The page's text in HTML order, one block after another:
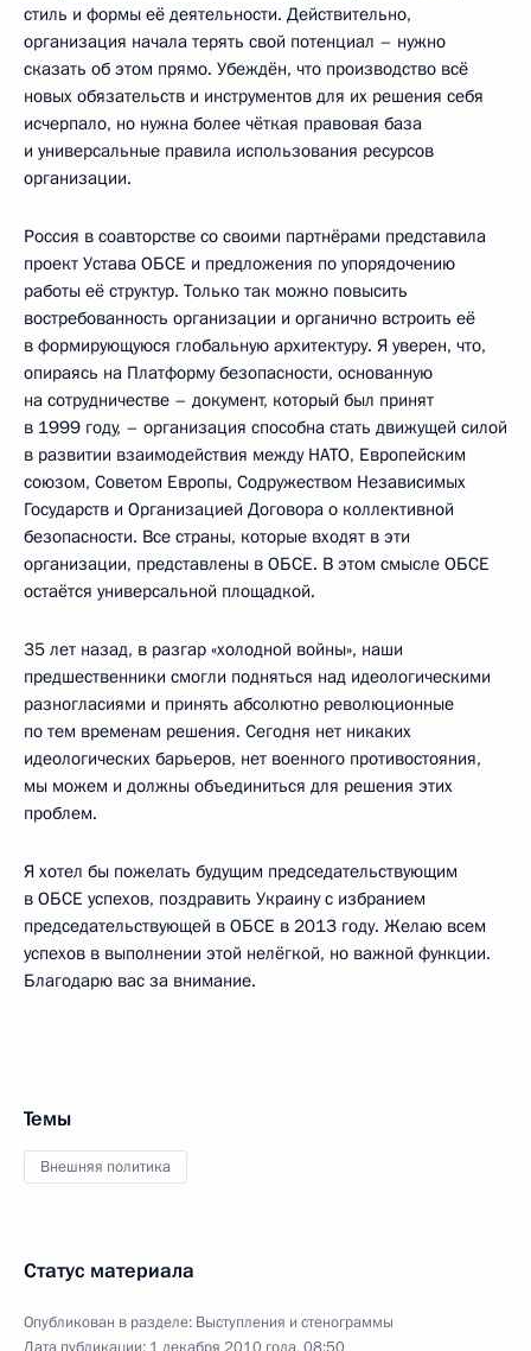
стиль и формы её деятельности. Действительно,
организация начала терять свой потенциал – нужно
сказать об этом прямо. Убеждён, что производство всё
новых обязательств и инструментов для их решения себя
исчерпало, но нужна более чёткая правовая база
и универсальные правила использования ресурсов
организации.
Россия в соавторстве со своими партнёрами представила
проект Устава ОБСЕ и предложения по упорядочению
работы её структур. Только так можно повысить
востребованность организации и органично встроить её
в формирующуюся глобальную архитектуру. Я уверен, что,
опираясь на Платформу безопасности, основанную
на сотрудничестве – документ, который был принят
в 1999 году, – организация способна стать движущей силой
в развитии взаимодействия между НАТО, Европейским
союзом, Советом Европы, Содружеством Независимых
Государств и Организацией Договора о коллективной
безопасности. Все страны, которые входят в эти
организации, представлены в ОБСЕ. В этом смысле ОБСЕ
остаётся универсальной площадкой.
35 лет назад, в разгар «холодной войны», наши
предшественники смогли подняться над идеологическими
разногласиями и принять абсолютно революционные
по тем временам решения. Сегодня нет никаких
идеологических барьеров, нет военного противостояния,
мы можем и должны объединиться для решения этих
проблем.
Я хотел бы пожелать будущим председательствующим
в ОБСЕ успехов, поздравить Украину с избранием
председательствующей в ОБСЕ в 2013 году. Желаю всем
успехов в выполнении этой нелёгкой, но важной функции.
Благодарю вас за внимание.
Темы
Внешняя политика
Статус материала
Опубликован в разделе: Выступления и стенограммы